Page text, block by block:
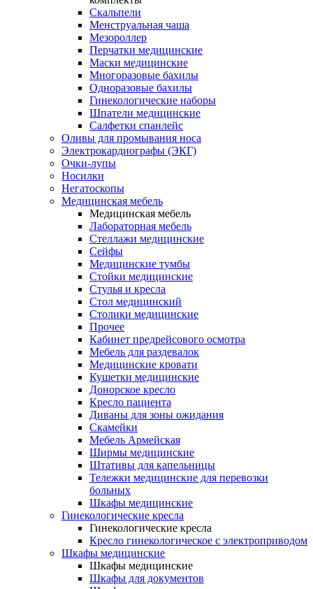
Скальпели
Менструальная чаша
Мезороллер
Перчатки медицинские
Маски медицинские
Многоразовые бахилы
Одноразовые бахилы
Гинекологические наборы
Шпатели медицинские
Салфетки спанлейс
Оливы для промывания носа
Электрокардиографы (ЭКГ)
Очки-лупы
Носилки
Негатоскопы
Медицинская мебель
Медицинская мебель
Лабораторная мебель
Стеллажи медицинские
Сейфы
Медицинские тумбы
Стойки медицинские
Cтулья и кресла
Стол медицинский
Столики медицинские
Прочее
Кабинет предрейсового осмотра
Мебель для раздевалок
Медицинские кровати
Кушетки медицинские
Донорское кресло
Кресло пациента
Диваны для зоны ожидания
Скамейки
Мебель Армейская
Ширмы медицинские
Штативы для капельницы
Тележки медицинские для перевозки
больных
Шкафы медицинские
Гинекологические кресла
Гинекологические кресла
Кресло гинекологическое с электроприводом
Шкафы медицинские
Шкафы медицинские
Шкафы для документов